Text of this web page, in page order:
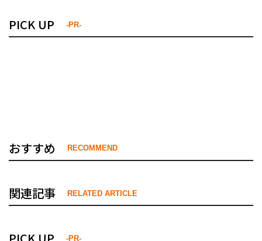
PICK UP -PR-
おすすめ RECOMMEND
関連記事 RELATED ARTICLE
-PR-